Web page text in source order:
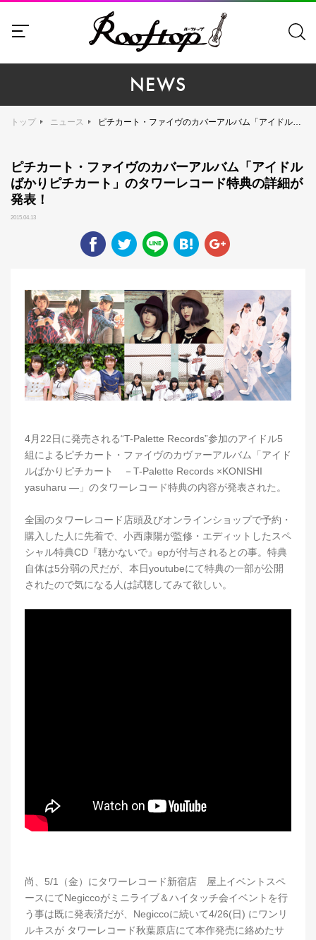
NEWS
トップ ニュース ピチカート・ファイヴのカバーアルバム「アイドルばかりピチカート」のタワーレコード特典の詳細が発表！
ピチカート・ファイヴのカバーアルバム「アイドル
ばかりピチカート」のタワーレコード特典の詳細が
発表！
2015.04.13
4月22日に発売される“T-Palette Records”参加のアイドル5
組によるピチカート・ファイヴのカヴァーアルバム「アイド
ルばかりピチカート －T-Palette Records ×KONISHI
yasuharu ―」のタワーレコード特典の内容が発表された。
全国のタワーレコード店頭及びオンラインショップで予約・
購入した人に先着で、小西康陽が監修・エディットしたスペ
シャル特典CD『聴かないで』epが付与されるとの事。特典
自体は5分弱の尺だが、本日youtubeにて特典の一部が公開
されたので気になる人は試聴してみて欲しい。
尚、5/1（金）にタワーレコード新宿店 屋上イベントスペ
ースにてNegiccoがミニライブ＆ハイタッチ会イベントを行
う事は既に発表済だが、Negiccoに続いて4/26(日) にワンリ
ルキスが タワーレコード秋葉原店にて本作発売に絡めたサ